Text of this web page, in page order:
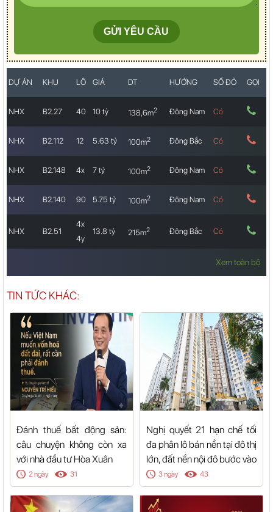
DỰ ÁN KHU LÔ GIÁ DT HƯỚNG SỔ ĐỎ GỌI
NHX B2.27 40 10 tỷ 138,6m2 Đông Nam Có
NHX B2.112 12 5.63 tỷ 100m2 Đông Bắc Có
NHX B2.148 4x 7 tỷ 100m2 Đông Nam Có
NHX B2.140 90 5.75 tỷ 100m2 Đông Nam Có
NHX B2.51
4x
4y
13.8 tỷ 215m2 Đông Bắc Có
Xem toàn bộ
TIN TỨC KHÁC:
Đánh thuế bất động sản:
câu chuyện không còn xa
với nhà đầu tư Hòa Xuân
2 ngày 31
Nghị quyết 21 hạn chế tối
đa phân lô bán nền tại đô thị
lớn, đất nền nội đô bước vào
trạng thái nguồn cung đóng
3 ngày 43